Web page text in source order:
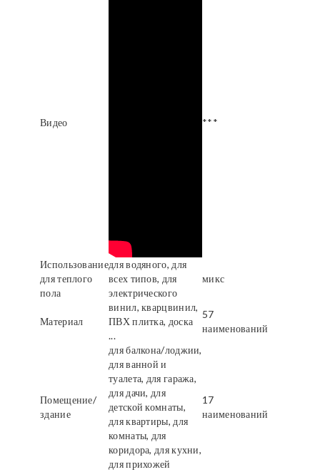
Видео ***
Использование
для теплого
пола
для водяного, для
всех типов, для
электрического
микс
Материал
винил, кварцвинил,
ПВХ плитка, доска
...
57
наименований
Помещение/
здание
для балкона/лоджии,
для ванной и
туалета, для гаража,
для дачи, для
детской комнаты,
для квартиры, для
комнаты, для
коридора, для кухни,
для прихожей
17
наименований